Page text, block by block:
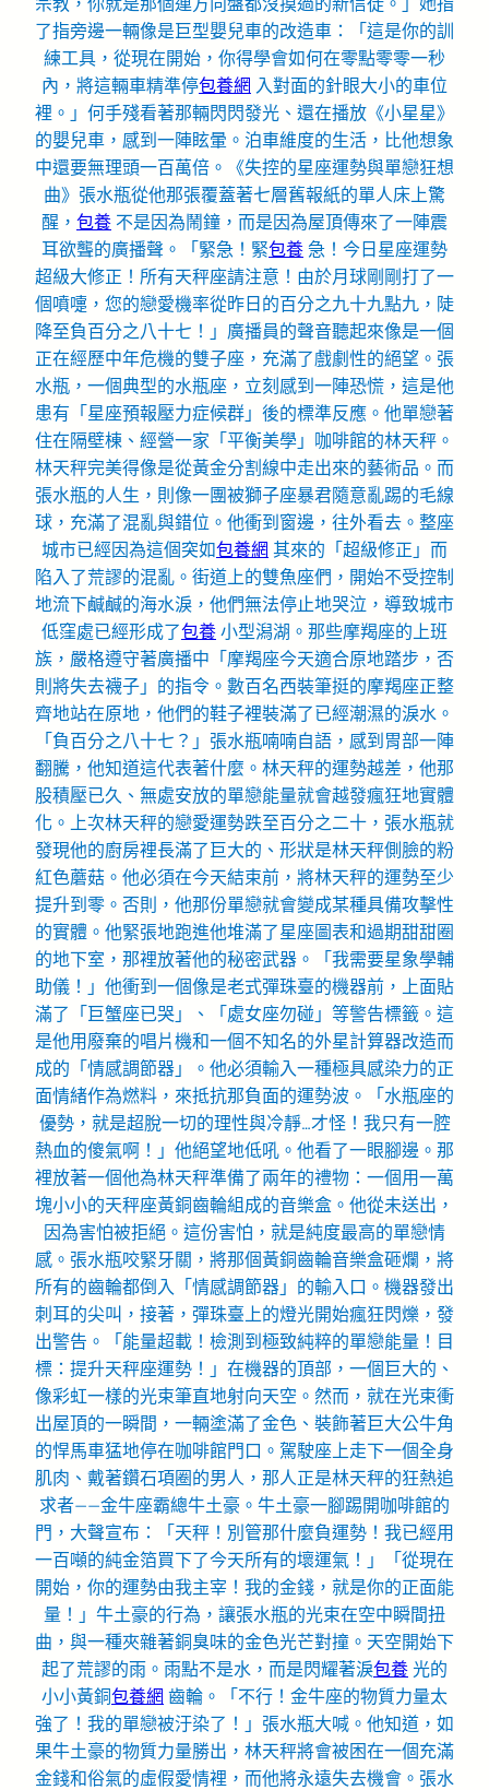
了指旁邊一輛像是巨型嬰兒車的改造車：「這是你的訓
練工具，從現在開始，你得學會如何在零點零零一秒
內，將這輛車精準停包養網 入對面的針眼大小的車位
裡。」何手殘看著那輛閃閃發光、還在播放《小星星》
的嬰兒車，感到一陣眩暈。泊車維度的生活，比他想象
中還要無理頭一百萬倍。《失控的星座運勢與單戀狂想
曲》張水瓶從他那張覆蓋著七層舊報紙的單人床上驚
醒， 包養 不是因為鬧鐘，而是因為屋頂傳來了一陣震
耳欲聾的廣播聲。「緊急！緊包養 急！今日星座運勢
超級大修正！所有天秤座請注意！由於月球剛剛打了一
個噴嚏，您的戀愛機率從昨日的百分之九十九點九，陡
降至負百分之八十七！」廣播員的聲音聽起來像是一個
正在經歷中年危機的雙子座，充滿了戲劇性的絕望。張
水瓶，一個典型的水瓶座，立刻感到一陣恐慌，這是他
患有「星座預報壓力症候群」後的標準反應。他單戀著
住在隔壁棟、經營一家「平衡美學」咖啡館的林天秤。
林天秤完美得像是從黃金分割線中走出來的藝術品。而
張水瓶的人生，則像一團被獅子座暴君隨意亂踢的毛線
球，充滿了混亂與錯位。他衝到窗邊，往外看去。整座
城市已經因為這個突如包養網 其來的「超級修正」而
陷入了荒謬的混亂。街道上的雙魚座們，開始不受控制
地流下鹹鹹的海水淚，他們無法停止地哭泣，導致城市
低窪處已經形成了包養 小型潟湖。那些摩羯座的上班
族，嚴格遵守著廣播中「摩羯座今天適合原地踏步，否
則將失去襪子」的指令。數百名西裝筆挺的摩羯座正整
齊地站在原地，他們的鞋子裡裝滿了已經潮濕的淚水。
「負百分之八十七？」張水瓶喃喃自語，感到胃部一陣
翻騰，他知道這代表著什麼。林天秤的運勢越差，他那
股積壓已久、無處安放的單戀能量就會越發瘋狂地實體
化。上次林天秤的戀愛運勢跌至百分之二十，張水瓶就
發現他的廚房裡長滿了巨大的、形狀是林天秤側臉的粉
紅色蘑菇。他必須在今天結束前，將林天秤的運勢至少
提升到零。否則，他那份單戀就會變成某種具備攻擊性
的實體。他緊張地跑進他堆滿了星座圖表和過期甜甜圈
的地下室，那裡放著他的秘密武器。「我需要星象學輔
助儀！」他衝到一個像是老式彈珠臺的機器前，上面貼
滿了「巨蟹座已哭」、「處女座勿碰」等警告標籤。這
是他用廢棄的唱片機和一個不知名的外星計算器改造而
成的「情感調節器」。他必須輸入一種極具感染力的正
面情緒作為燃料，來抵抗那負面的運勢波。「水瓶座的
優勢，就是超脫一切的理性與冷靜…才怪！我只有一腔
熱血的傻氣啊！」他絕望地低吼。他看了一眼腳邊。那
裡放著一個他為林天秤準備了兩年的禮物：一個用一萬
塊小小的天秤座黃銅齒輪組成的音樂盒。他從未送出，
因為害怕被拒絕。這份害怕，就是純度最高的單戀情
感。張水瓶咬緊牙關，將那個黃銅齒輪音樂盒砸爛，將
所有的齒輪都倒入「情感調節器」的輸入口。機器發出
刺耳的尖叫，接著，彈珠臺上的燈光開始瘋狂閃爍，發
出警告。「能量超載！檢測到極致純粹的單戀能量！目
標：提升天秤座運勢！」在機器的頂部，一個巨大的、
像彩虹一樣的光束筆直地射向天空。然而，就在光束衝
出屋頂的一瞬間，一輛塗滿了金色、裝飾著巨大公牛角
的悍馬車猛地停在咖啡館門口。駕駛座上走下一個全身
肌肉、戴著鑽石項圈的男人，那人正是林天秤的狂熱追
求者——金牛座霸總牛土豪。牛土豪一腳踢開咖啡館的
門，大聲宣布：「天秤！別管那什麼負運勢！我已經用
一百噸的純金箔買下了今天所有的壞運氣！」「從現在
開始，你的運勢由我主宰！我的金錢，就是你的正面能
量！」牛土豪的行為，讓張水瓶的光束在空中瞬間扭
曲，與一種夾雜著銅臭味的金色光芒對撞。天空開始下
起了荒謬的雨。雨點不是水，而是閃耀著淚包養 光的
小小黃銅包養網 齒輪。「不行！金牛座的物質力量太
強了！我的單戀被汙染了！」張水瓶大喊。他知道，如
果牛土豪的物質力量勝出，林天秤將會被困在一個充滿
金錢和俗氣的虛假愛情裡，而他將永遠失去機會。張水